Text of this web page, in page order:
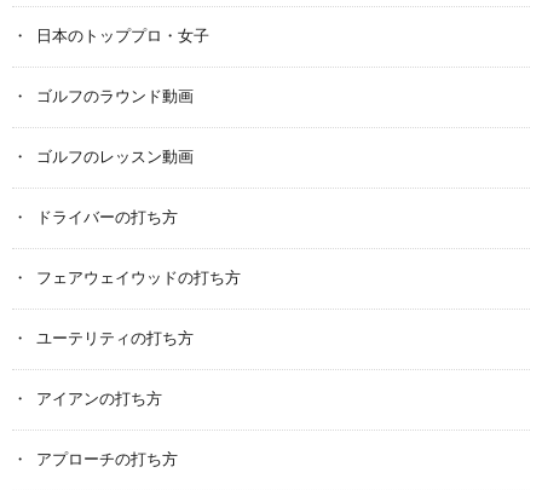
日本のトッププロ・女子
ゴルフのラウンド動画
ゴルフのレッスン動画
ドライバーの打ち方
フェアウェイウッドの打ち方
ユーテリティの打ち方
アイアンの打ち方
アプローチの打ち方